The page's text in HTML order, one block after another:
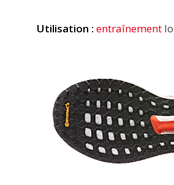
Utilisation : entraînement